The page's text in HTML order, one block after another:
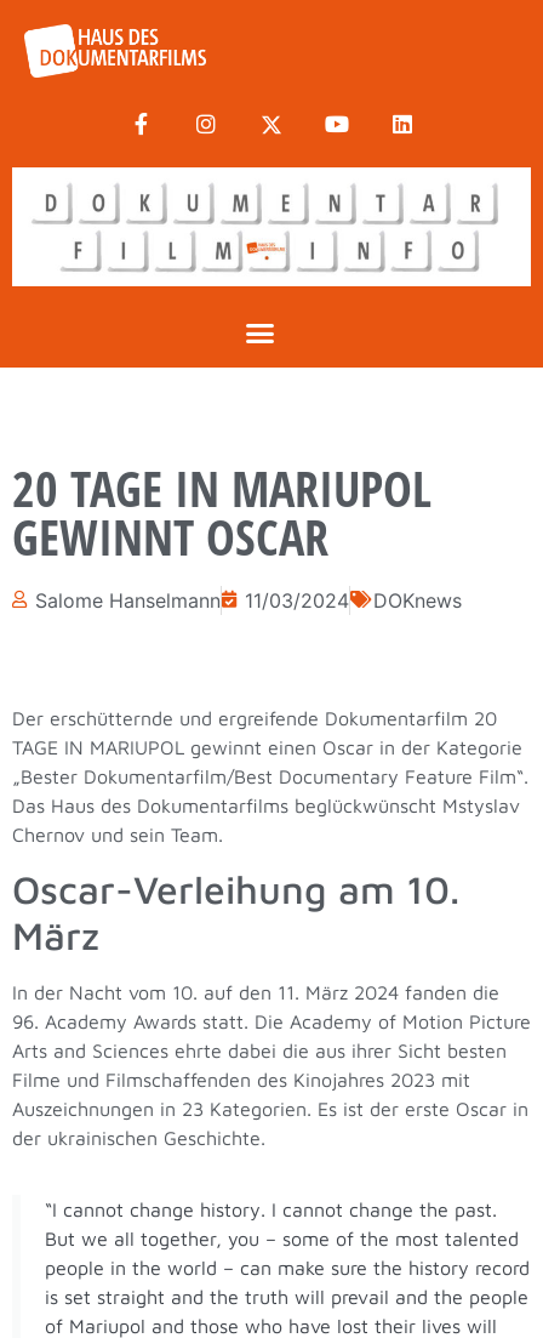
20 TAGE IN MARIUPOL
GEWINNT OSCAR
Salome Hanselmann 11/03/2024 DOKnews
Der erschütternde und ergreifende Dokumentarfilm 20
TAGE IN MARIUPOL gewinnt einen Oscar in der Kategorie
„Bester Dokumentarfilm/Best Documentary Feature Film“.
Das Haus des Dokumentarfilms beglückwünscht Mstyslav
Chernov und sein Team.
Oscar-Verleihung am 10.
März
In der Nacht vom 10. auf den 11. März 2024 fanden die
96. Academy Awards statt. Die Academy of Motion Picture
Arts and Sciences ehrte dabei die aus ihrer Sicht besten
Filme und Filmschaffenden des Kinojahres 2023 mit
Auszeichnungen in 23 Kategorien. Es ist der erste Oscar in
der ukrainischen Geschichte.
“I cannot change history. I cannot change the past.
But we all together, you – some of the most talented
people in the world – can make sure the history record
is set straight and the truth will prevail and the people
of Mariupol and those who have lost their lives will